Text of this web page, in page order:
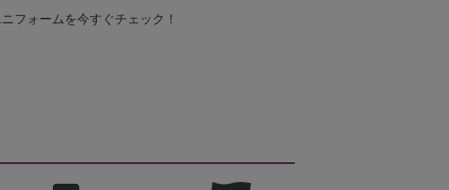
フォームを今すぐチェック！